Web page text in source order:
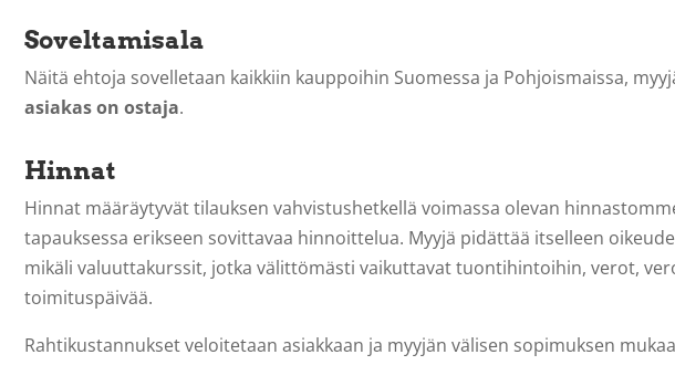
Soveltamisala
Näitä ehtoja sovelletaan kaikkiin kauppoihin Suomessa ja Pohjoismaissa,
asiakas on ostaja.
Hinnat
Hinnat määräytyvät tilauksen vahvistushetkellä voimassa olevan
tapauksessa erikseen sovittavaa hinnoittelua. Myyjä pidättää itselleen
mikäli valuuttakurssit, jotka välittömästi vaikuttavat tuontihintoihin, verot,
toimituspäivää.
Rahtikustannukset veloitetaan asiakkaan ja myyjän välisen sopimuksen